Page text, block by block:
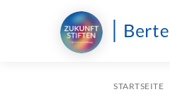
STARTSEITE